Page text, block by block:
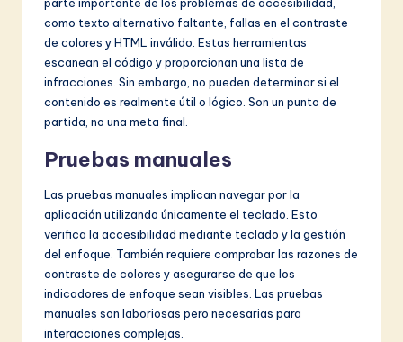
como texto alternativo faltante, fallas en el contraste
de colores y HTML inválido. Estas herramientas
escanean el código y proporcionan una lista de
infracciones. Sin embargo, no pueden determinar si el
contenido es realmente útil o lógico. Son un punto de
partida, no una meta final.
Pruebas manuales
Las pruebas manuales implican navegar por la
aplicación utilizando únicamente el teclado. Esto
verifica la accesibilidad mediante teclado y la gestión
del enfoque. También requiere comprobar las razones de
contraste de colores y asegurarse de que los
indicadores de enfoque sean visibles. Las pruebas
manuales son laboriosas pero necesarias para
interacciones complejas.